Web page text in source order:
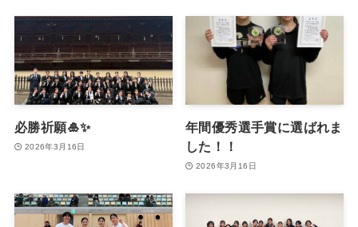
必勝祈願🎍✨
2026年3月16日
年間優秀選手賞に選ばれま
した！！
2026年3月16日